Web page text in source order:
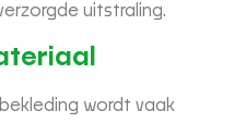
uitstraling.
wordt vaak